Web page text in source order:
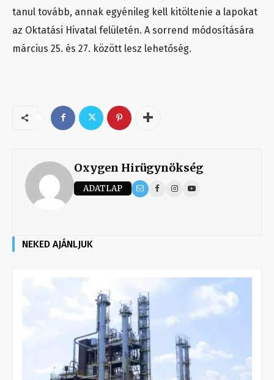
tanul tovább, annak egyénileg kell kitöltenie a lapokat
az Oktatási Hivatal felületén. A sorrend módosítására
március 25. és 27. között lesz lehetőség.
Oxygen Hirügynökség
ADATLAP
NEKED AJÁNLJUK